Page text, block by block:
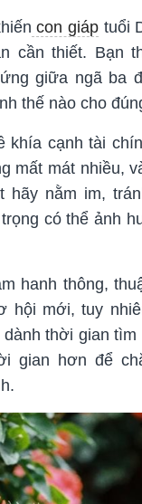
con giáp tuổi
cần thiết. Bạn
giữa ngã ba
thế nào cho
khía cạnh tài
mất mát nhiều,
hãy nằm im,
có thể ảnh
hanh thông,
hội mới, tuy
thời gian
gian hơn để